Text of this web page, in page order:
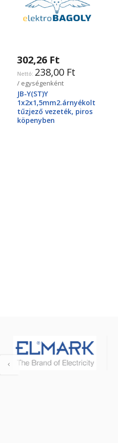
302,26 Ft
238,00 Ft
/ egységenként
JB-Y(ST)Y
1x2x1,5mm2.árnyékolt
tűzjező vezeték, piros
köpenyben